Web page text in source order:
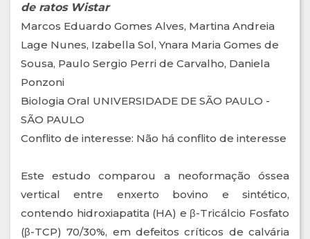
de ratos Wistar
Marcos Eduardo Gomes Alves, Martina Andreia
Lage Nunes, Izabella Sol, Ynara Maria Gomes de
Sousa, Paulo Sergio Perri de Carvalho, Daniela
Ponzoni
Biologia Oral UNIVERSIDADE DE SÃO PAULO -
SÃO PAULO
Conflito de interesse: Não há conflito de interesse
Este estudo comparou a neoformação óssea
vertical entre enxerto bovino e sintético,
contendo hidroxiapatita (HA) e β-Tricálcio Fosfato
(β-TCP) 70/30%, em defeitos críticos de calvária